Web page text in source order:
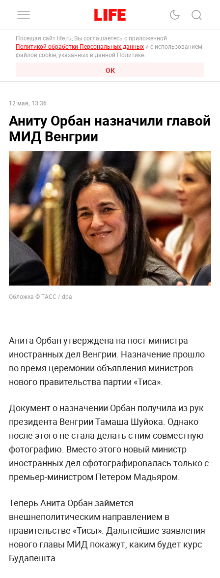
Посещая сайт life.ru, Вы соглашаетесь с приложенной
Политикой обработки Персональных данных и с использованием
файлов cookie, указанных в данной Политике.
ОК
12 мая, 13:36
Аниту Орбан назначили главой
МИД Венгрии
Обложка © ТАСС / dpa
Анита Орбан утверждена на пост министра
иностранных дел Венгрии. Назначение прошло
во время церемонии объявления министров
нового правительства партии «Тиса».
Документ о назначении Орбан получила из рук
президента Венгрии Тамаша Шуйока. Однако
после этого не стала делать с ним совместную
фотографию. Вместо этого новый министр
иностранных дел сфотографировалась только с
премьер-министром Петером Мадьяром.
Теперь Анита Орбан займётся
внешнеполитическим направлением в
правительстве «Тисы». Дальнейшие заявления
нового главы МИД покажут, каким будет курс
Будапешта.